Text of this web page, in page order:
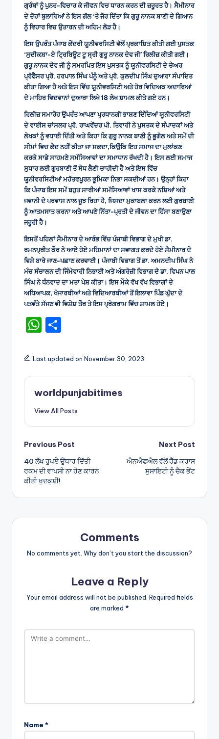
ਗ੍ਰੰਥਾਂ ਨੂੰ ਪੁਨਰ-ਵਿਚਾਰ ਕੇ ਜੀਵਨ ਵਿਚ ਧਾਰਨ ਕਰਨ ਦੀ ਜ਼ਰੂਰਤ ਹੈ। ਸੈਮੀਨਾਰ
ਦੇ ਦੋਹਾਂ ਬੁਲਾਰਿਆਂ ਨੇ ਇਸ ਗੱਲ ‘ਤੇ ਜੋਰ ਦਿੱਤਾ ਕਿ ਗੁਰੂ ਨਾਨਕ ਬਾਣੀ ਦੇ ਗਿਆਨ
ਨੂੰ ਵਿਹਾਰ ਵਿਚ ਉਤਾਰਨ ਦੀ ਅਹਿਮ ਲੋੜ ਹੈ।
ਇਸ ਉਪਰੰਤ ਪੰਜਾਬ ਕੇਂਦਰੀ ਯੂਨੀਵਰਸਿਟੀ ਵੱਲੋਂ ਪ੍ਰਕਾਸ਼ਿਤ ਕੀਤੀ ਗਈ ਪੁਸਤਕ
‘ਸੁਦੀਕਸ਼ਾ-ਏ ਟ੍ਰਿਬਿਊਟ ਟੂ ਸ੍ਰੀ ਗੁਰੂ ਨਾਨਕ ਦੇਵ ਜੀ’ ਰਿਲੀਜ਼ ਕੀਤੀ ਗਈ।
ਗੁਰੂ ਨਾਨਕ ਦੇਵ ਜੀ ਨੂੰ ਸਮਰਪਿਤ ਇਸ ਪੁਸਤਕ ਨੂੰ ਯੂਨੀਵਰਸਿਟੀ ਦੇ ਚੇਅਰ
ਪ੍ਰੋਫੈਸਰ ਪ੍ਰੋ. ਹਰਪਾਲ ਸਿੰਘ ਪੰਨੂੰ ਅਤੇ ਪ੍ਰੋ. ਕੁਲਦੀਪ ਸਿੰਘ ਦੁਆਰਾ ਸੰਪਾਦਿਤ
ਕੀਤਾ ਗਿਆ ਹੈ ਅਤੇ ਇਸ ਵਿੱਚ ਯੂਨੀਵਰਸਿਟੀ ਅਤੇ ਹੋਰ ਵਿਦਿਅਕ ਅਦਾਰਿਆਂ
ਦੇ ਮਾਹਿਰ ਵਿਦਵਾਨਾਂ ਦੁਆਰਾ ਲਿਖੇ 18 ਲੇਖ ਸ਼ਾਮਲ ਕੀਤੇ ਗਏ ਹਨ।
ਰਿਲੀਜ਼ ਸਮਾਰੋਹ ਉਪਰੰਤ ਆਪਣਾ ਪ੍ਰਧਾਨਗੀ ਭਾਸ਼ਣ ਦਿੰਦਿਆਂ ਯੂਨੀਵਰਸਿਟੀ
ਦੇ ਵਾਈਸ ਚਾਂਸਲਰ ਪ੍ਰੋ. ਰਾਘਵੇਂਦਰ ਪੀ. ਤਿਵਾਰੀ ਨੇ ਪੁਸਤਕ ਦੇ ਸੰਪਾਦਕਾਂ ਅਤੇ
ਲੇਖਕਾਂ ਨੂੰ ਵਧਾਈ ਦਿੱਤੀ ਅਤੇ ਕਿਹਾ ਕਿ ਗੁਰੂ ਨਾਨਕ ਬਾਣੀ ਨੂੰ ਭੂਗੋਲ ਅਤੇ ਸਮੇਂ ਦੀ
ਸੀਮਾਂ ਵਿਚ ਕੈਦ ਨਹੀਂ ਕੀਤਾ ਜਾ ਸਕਦਾ,ਕਿਉੰਕਿ ਇਹ ਸਮਾਜ ਦਾ ਮੁਲਾਂਕਣ
ਕਰਕੇ ਸਾਡੇ ਸਾਹਮਣੇ ਸਮੱਸਿਆਵਾਂ ਦਾ ਸਮਾਧਾਨ ਰੱਖਦੀ ਹੈ। ਇਸ ਲਈ ਸਮਾਜ
ਸੁਧਾਰ ਲਈ ਗੁਰਬਾਣੀ ਤੋਂ ਸੇਧ ਲੈਣੀ ਚਾਹੀਦੀ ਹੈ ਅਤੇ ਇਸ ਵਿੱਚ
ਯੂਨੀਵਰਸਿਟੀਆਂ ਮਹੱਤਵਪੂਰਨ ਭੂਮਿਕਾ ਨਿਭਾ ਸਕਦੀਆਂ ਹਨ। ਉਨ੍ਹਾਂ ਕਿਹਾ
ਕਿ ਪੰਜਾਬ ਇਸ ਸਮੇਂ ਬਹੁਤ ਸਾਰੀਆਂ ਸਮੱਸਿਆਵਾਂ ਖਾਸ ਕਰਕੇ ਨਸ਼ਿਆਂ ਅਤੇ
ਜਵਾਨੀ ਦੇ ਪਰਵਾਸ ਨਾਲ ਜੂਝ ਰਿਹਾ ਹੈ, ਜਿਸਦਾ ਮੁਕਾਬਲਾ ਕਰਨ ਲਈ ਗੁਰਬਾਣੀ
ਨੂੰ ਆਤਮਸਾਤ ਕਰਨਾ ਅਤੇ ਆਪਣੇ ਨਿੱਤਾ-ਪ੍ਰਤੀ ਦੇ ਜੀਵਨ ਦਾ ਹਿੱਸਾ ਬਣਾਉਣਾ
ਜਰੂਰੀ ਹੈ।
ਇਸਤੋਂ ਪਹਿਲਾਂ ਸੈਮੀਨਾਰ ਦੇ ਆਰੰਭ ਵਿੱਚ ਪੰਜਾਬੀ ਵਿਭਾਗ ਦੇ ਮੁਖੀ ਡਾ.
ਰਮਨਪ੍ਰੀਤ ਕੌਰ ਨੇ ਆਏ ਹੋਏ ਮਹਿਮਾਨਾਂ ਦਾ ਸਵਾਗਤ ਕਰਦੇ ਹੋਏ ਸੈਮੀਨਾਰ ਦੇ
ਵਿਸ਼ੇ ਬਾਰੇ ਜਾਣ-ਪਛਾਣ ਕਰਵਾਈ। ਪੰਜਾਬੀ ਵਿਭਾਗ ਤੋਂ ਡਾ. ਅਮਨਦੀਪ ਸਿੰਘ ਨੇ
ਮੰਚ ਸੰਚਾਲਨ ਦੀ ਜਿੰਮੇਵਾਰੀ ਨਿਭਾਈ ਅਤੇ ਅੰਗਰੇਜ਼ੀ ਵਿਭਾਗ ਦੇ ਡਾ. ਵਿਪਨ ਪਾਲ
ਸਿੰਘ ਨੇ ਧੰਨਵਾਦ ਦਾ ਮਤਾ ਪੇਸ਼ ਕੀਤਾ। ਇਸ ਮੌਕੇ ਵੱਖ ਵੱਖ ਵਿਭਾਗਾਂ ਦੇ
ਅਧਿਆਪਕ, ਖੋਜਾਰਥੀਆਂ ਅਤੇ ਵਿਦਿਆਰਥੀਆਂ ਤੋਂ ਇਲਾਵਾ ਪਿੰਡ ਘੁੱਦਾ ਦੇ
ਪਤਵੰਤੇ ਸੱਜਣ ਵੀ ਵਿਸ਼ੇਸ਼ ਤੌਰ ਤੇ ਇਸ ਪ੍ਰੋਗਰਾਮ ਵਿੱਚ ਸ਼ਾਮਲ ਹੋਏ।
W
a
ts
A
p
ar
e
Last updated on November 30, 2023
worldpunjabitimes
View All Posts
Post
navigation
Previous Post
40 ਲੱਖ ਰੁਪਏ ਉਧਾਰ ਦਿੱਤੀ
ਰਕਮ ਦੀ ਵਾਪਸੀ ਨਾ ਹੋਣ ਕਾਰਨ
ਕੀਤੀ ਖੁਦਕੁਸ਼ੀ!
Next Post
ਐਨਐਫਐਲ ਵੱਲੋਂ ਰੈੱਡ ਕਰਾਸ
ਸੁਸਾਇਟੀ ਨੂੰ ਚੈਕ ਭੇਂਟ
Comments
No comments yet. Why don’t you start the discussion?
Leave a Reply
Your email address will not be published. Required fields
are marked *
Name *